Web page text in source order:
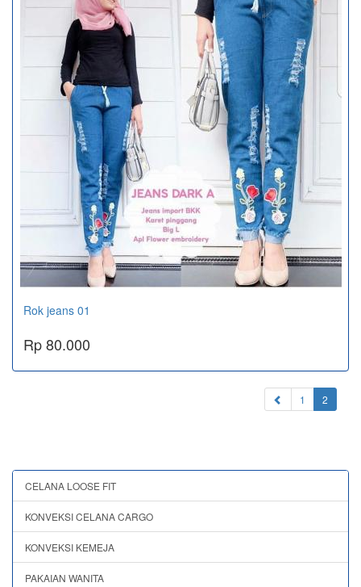
Rok jeans 01
Rp 80.000
1 2
CELANA LOOSE FIT
KONVEKSI CELANA CARGO
KONVEKSI KEMEJA
PAKAIAN WANITA